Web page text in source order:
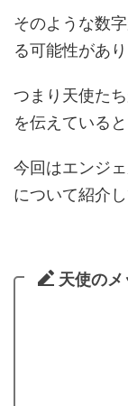
そのような数
る可能性があり
つまり天使た
を伝えている
今回はエンジ
について紹介
天使の